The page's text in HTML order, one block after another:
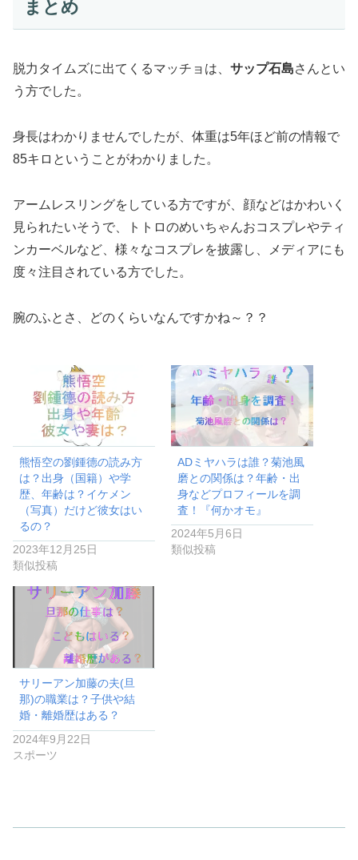
まとめ
脱力タイムズに出てくるマッチョは、 サップ石島さんとい
う方でした。
身長はわかりませんでしたが、体重は5年ほど前の情報で
85キロということがわかりました。
アームレスリングをしている方ですが、顔などはかわいく
見られたいそうで、トトロのめいちゃんおコスプレやティ
ンカーベルなど、様々なコスプレを披露し、メディアにも
度々注目されている方でした。
腕のふとさ、どのくらいなんですかね～？？
熊悟空の劉鍾德の読み方
は？出身（国籍）や学
歴、年齢は？イケメン
（写真）だけど彼女はい
るの？
2023年12月25日
類似投稿
ADミヤハラは誰？菊池風
磨との関係は？年齢・出
身などプロフィールを調
査！『何かオモ』
2024年5月6日
類似投稿
サリーアン加藤の夫(旦
那)の職業は？子供や結
婚・離婚歴はある？
2024年9月22日
スポーツ